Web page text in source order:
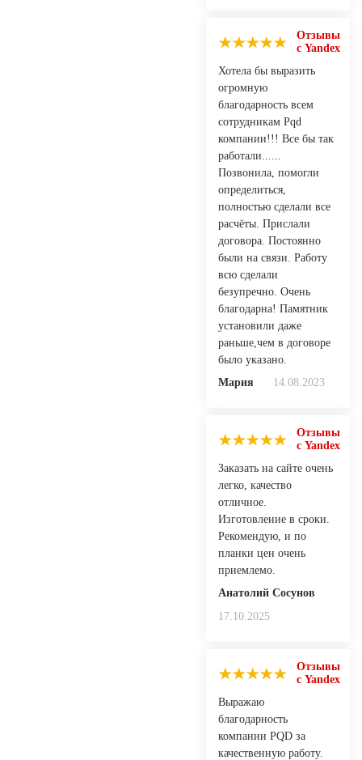
Отзывы
с Yandex
Хотела бы выразить
огромную
благодарность всем
сотрудникам Pqd
компании!!! Все бы так
работали......
Позвонила, помогли
определиться,
полностью сделали все
расчёты. Прислали
договора. Постоянно
были на связи. Работу
всю сделали
безупречно. Очень
благодарна! Памятник
установили даже
раньше,чем в договоре
было указано.
Мария
14.08.2023
Отзывы
с Yandex
Заказать на сайте очень
легко, качество
отличное.
Изготовление в сроки.
Рекомендую, и по
планки цен очень
приемлемо.
Анатолий Сосунов
17.10.2025
Отзывы
с Yandex
Выражаю
благодарность
компании PQD за
качественную работу.